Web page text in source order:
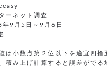
ーネット調査
9月5日～9月6日
は小数点第２位以下を適宜四捨
積み上げ計算すると誤差がでる